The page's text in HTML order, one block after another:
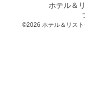
ホテル＆
©2026 ホテル＆リス